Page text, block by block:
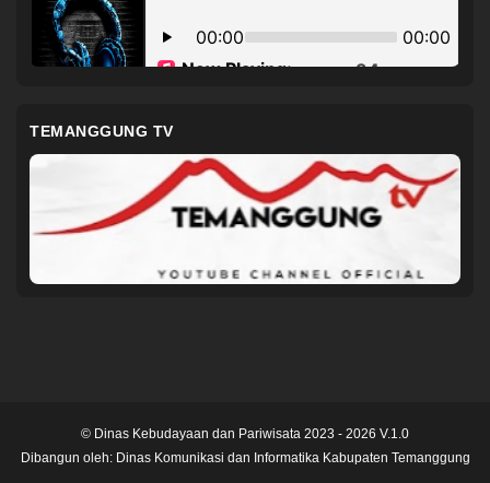
TEMANGGUNG TV
© Dinas Kebudayaan dan Pariwisata 2023 - 2026 V.1.0
Dibangun oleh: Dinas Komunikasi dan Informatika Kabupaten Temanggung